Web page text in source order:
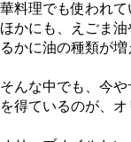
華料理でも使われて
ほかにも、えごま
るかに油の種類が増
そんな中でも、今
を得ているのが、オ